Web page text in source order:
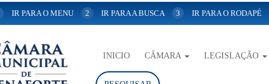
IR PARA O MENU 2 IR PARA A BUSCA 3 IR PARA O RODAPÉ
INICIO CÂMARA LEGISLAÇÃO